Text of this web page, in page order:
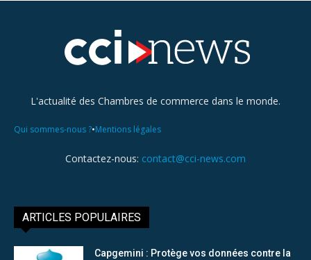
L'actualité des Chambres de commerce dans le monde.
Qui sommes-nous ?•Mentions légales
Contactez-nous: contact@cci-news.com
ARTICLES POPULAIRES
Capgemini : Protège vos données contre la